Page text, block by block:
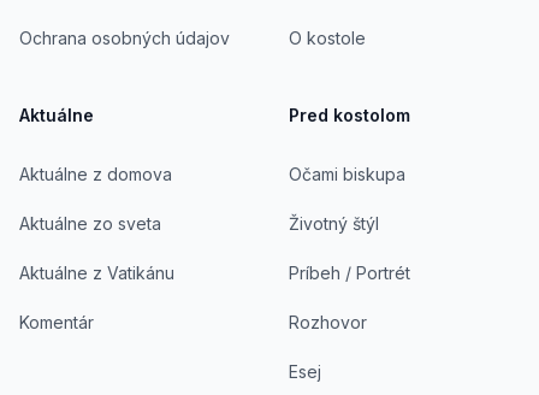
Ochrana osobných údajov
Aktuálne
Aktuálne z domova
Aktuálne zo sveta
Aktuálne z Vatikánu
Komentár
O kostole
Pred kostolom
Očami biskupa
Životný štýl
Príbeh / Portrét
Rozhovor
Esej